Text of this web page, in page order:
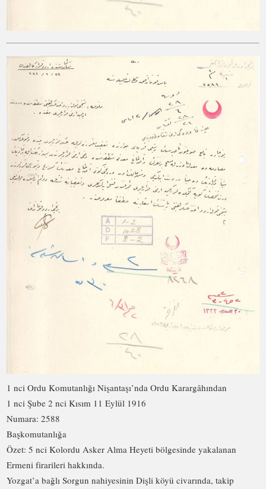
1 nci Ordu Komutanlığı Nişantaşı’nda Ordu Karargâhından
1 nci Şube 2 nci Kısım 11 Eylül 1916
Numara: 2588
Başkomutanlığa
Özet: 5 nci Kolordu Asker Alma Heyeti bölgesinde yakalanan
Ermeni firarileri hakkında.
Yozgat’a bağlı Sorgun nahiyesinin Dişli köyü civarında, takip